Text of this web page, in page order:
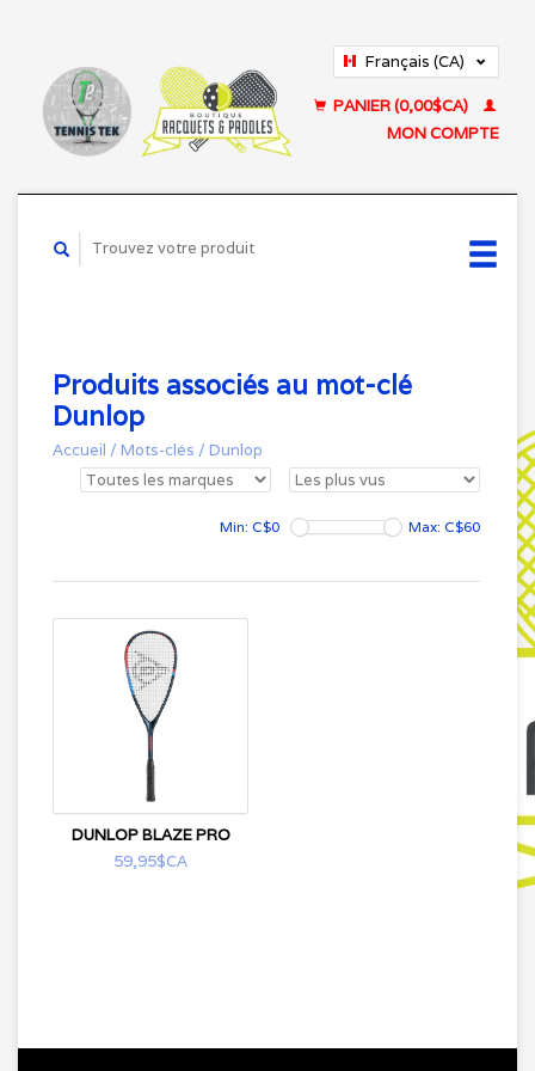
Français (CA)
PANIER (0,00$CA)
MON COMPTE
Produits associés au mot-clé
Dunlop
Accueil / Mots-clés / Dunlop
Min: C$0 Max: C$60
DUNLOP BLAZE PRO
59,95$CA